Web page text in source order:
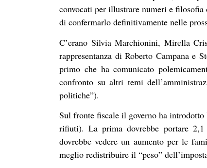
convocati per illustrare numeri e
di confermarlo definitivamente nelle
C’erano Silvia Marchionini, Mirella
rappresentanza di Roberto Campana e
primo che ha comunicato
confronto su altri temi
politiche”).
Sul fronte fiscale il governo ha
rifiuti). La prima dovrebbe portare
dovrebbe vedere un aumento per le
meglio redistribuire il “peso”